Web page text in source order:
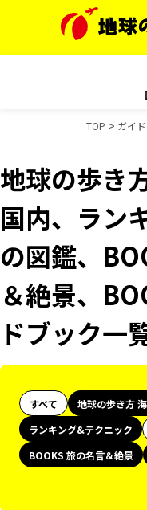
TOP ガイ
地球の歩き
国内、ラン
の図鑑、
＆絶景、
ドブック一
すべて 地球の歩き方
ランキング&テクニック
BOOKS 旅の名言＆絶景